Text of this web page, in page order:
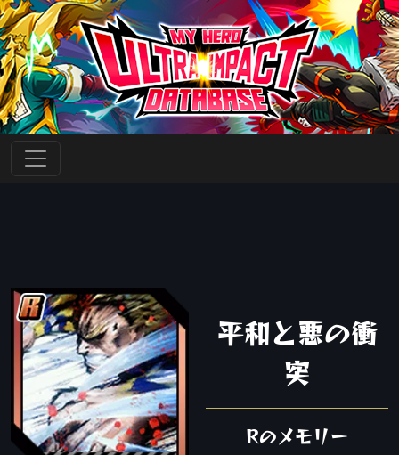
平和と悪の衝
突
Rのメモリー